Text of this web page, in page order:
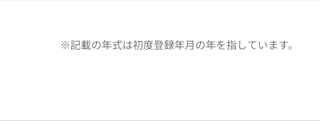
※記載の年式は初度登録年月の年を指しています。